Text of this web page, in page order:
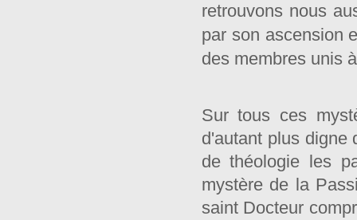
retrouvons nous
par son ascension
des membres unis
Sur tous ces
d'autant plus digne
de théologie les
mystère de la
saint Docteur